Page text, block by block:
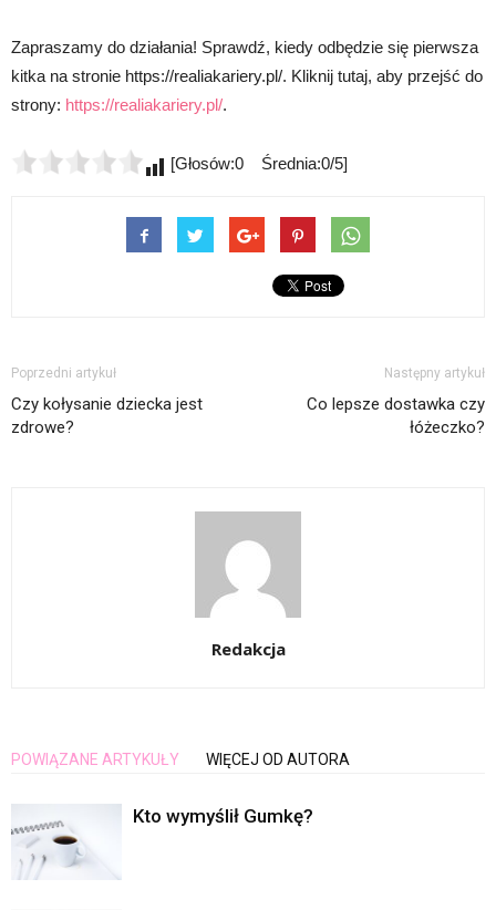
Zapraszamy do działania! Sprawdź, kiedy odbędzie się pierwsza
kitka na stronie https://realiakariery.pl/. Kliknij tutaj, aby przejść do
strony: https://realiakariery.pl/.
[Głosów:0 Średnia:0/5]
Poprzedni artykuł
Czy kołysanie dziecka jest
zdrowe?
Następny artykuł
Co lepsze dostawka czy
łóżeczko?
Redakcja
POWIĄZANE ARTYKUŁY WIĘCEJ OD AUTORA
Kto wymyślił Gumkę?